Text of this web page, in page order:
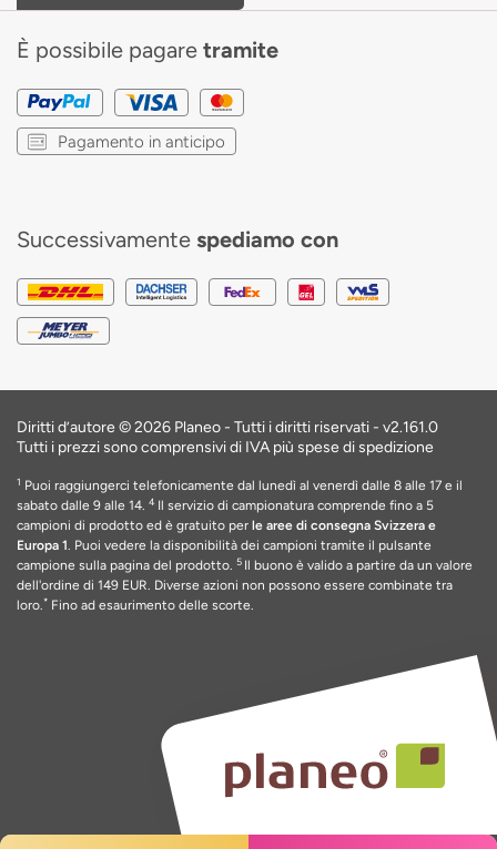
È possibile pagare tramite
Pagamento in anticipo
Successivamente spediamo con
Diritti d’autore © 2026 Planeo - Tutti i diritti riservati - v2.161.0
Tutti i prezzi sono comprensivi di IVA più spese di spedizione
1 Puoi raggiungerci telefonicamente dal lunedì al venerdì dalle 8 alle 17 e il
sabato dalle 9 alle 14. 4 Il servizio di campionatura comprende fino a 5
campioni di prodotto ed è gratuito per le aree di consegna Svizzera e
Europa 1. Puoi vedere la disponibilità dei campioni tramite il pulsante
campione sulla pagina del prodotto. 5 Il buono è valido a partire da un valore
dell'ordine di 149 EUR. Diverse azioni non possono essere combinate tra
loro.* Fino ad esaurimento delle scorte.